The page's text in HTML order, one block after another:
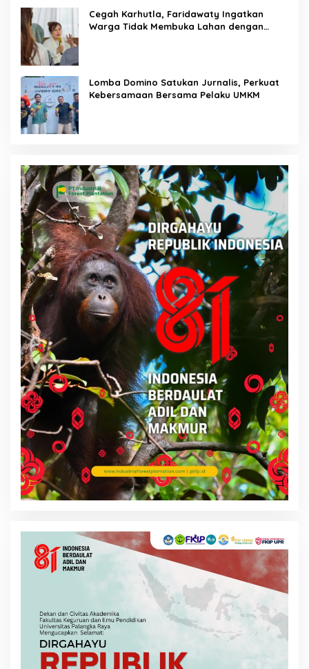
Cegah Karhutla, Faridawaty Ingatkan
Warga Tidak Membuka Lahan dengan
Lomba Domino Satukan Jurnalis, Perkuat
Kebersamaan Bersama Pelaku UMKM